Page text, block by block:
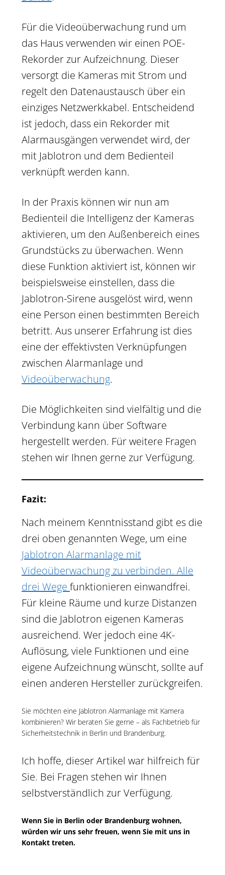
Für die Videoüberwachung rund um
das Haus verwenden wir einen POE-
Rekorder zur Aufzeichnung. Dieser
versorgt die Kameras mit Strom und
regelt den Datenaustausch über ein
einziges Netzwerkkabel. Entscheidend
ist jedoch, dass ein Rekorder mit
Alarmausgängen verwendet wird, der
mit Jablotron und dem Bedienteil
verknüpft werden kann.
In der Praxis können wir nun am
Bedienteil die Intelligenz der Kameras
aktivieren, um den Außenbereich eines
Grundstücks zu überwachen. Wenn
diese Funktion aktiviert ist, können wir
beispielsweise einstellen, dass die
Jablotron-Sirene ausgelöst wird, wenn
eine Person einen bestimmten Bereich
betritt. Aus unserer Erfahrung ist dies
eine der effektivsten Verknüpfungen
zwischen Alarmanlage und
Videoüberwachung.
Die Möglichkeiten sind vielfältig und die
Verbindung kann über Software
hergestellt werden. Für weitere Fragen
stehen wir Ihnen gerne zur Verfügung.
Fazit:
Nach meinem Kenntnisstand gibt es die
drei oben genannten Wege, um eine
Jablotron Alarmanlage mit
Videoüberwachung zu verbinden. Alle
drei Wege funktionieren einwandfrei.
Für kleine Räume und kurze Distanzen
sind die Jablotron eigenen Kameras
ausreichend. Wer jedoch eine 4K-
Auflösung, viele Funktionen und eine
eigene Aufzeichnung wünscht, sollte auf
einen anderen Hersteller zurückgreifen.
Sie möchten eine Jablotron Alarmanlage mit Kamera
kombinieren? Wir beraten Sie gerne – als Fachbetrieb für
Sicherheitstechnik in Berlin und Brandenburg.
Ich hoffe, dieser Artikel war hilfreich für
Sie. Bei Fragen stehen wir Ihnen
selbstverständlich zur Verfügung.
Wenn Sie in Berlin oder Brandenburg wohnen,
würden wir uns sehr freuen, wenn Sie mit uns in
Kontakt treten.